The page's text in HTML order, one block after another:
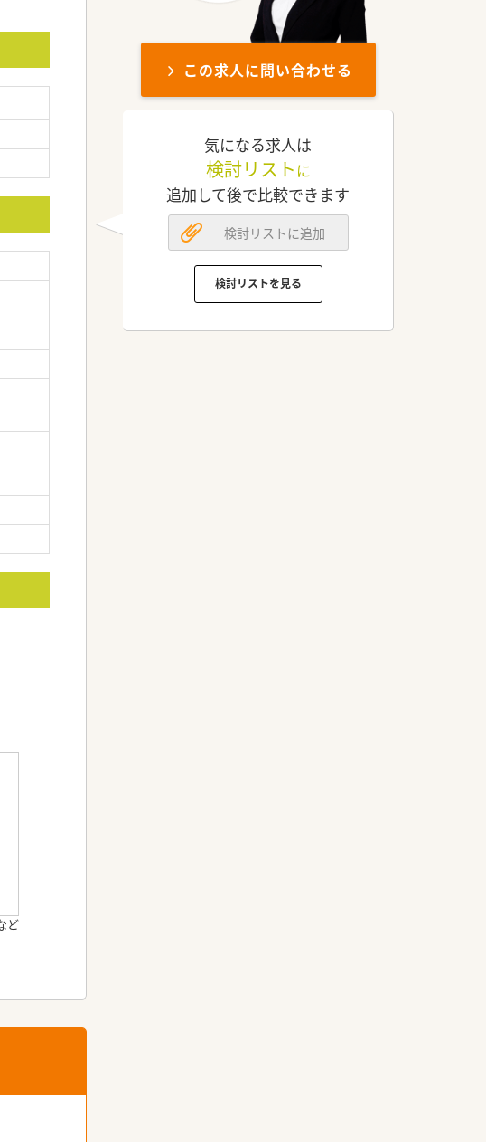
この求人に問い合わせる
気になる求人は
検討リスト に
追加して後で比較できます
検討リストに追加
検討リストを見る